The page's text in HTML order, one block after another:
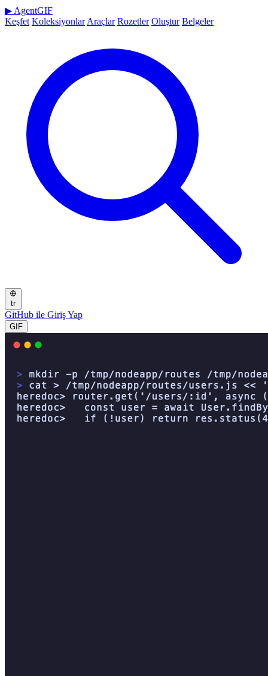
▶ AgentGIF
Keşfet Koleksiyonlar Araçlar Rozetler Oluştur Belgeler
tr
GitHub ile Giriş Yap
GIF